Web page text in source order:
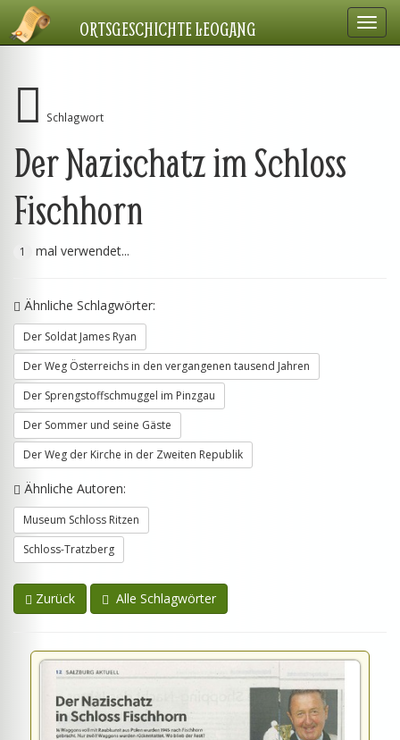
ORTSGESCHICHTE LEOGANG
Schlagwort
Der Nazischatz im Schloss
Fischhorn
1 mal verwendet...
Ähnliche Schlagwörter:
Der Soldat James Ryan
Der Weg Österreichs in den vergangenen tausend Jahren
Der Sprengstoffschmuggel im Pinzgau
Der Sommer und seine Gäste
Der Weg der Kirche in der Zweiten Republik
Ähnliche Autoren:
Museum Schloss Ritzen
Schloss-Tratzberg
Zurück Alle Schlagwörter